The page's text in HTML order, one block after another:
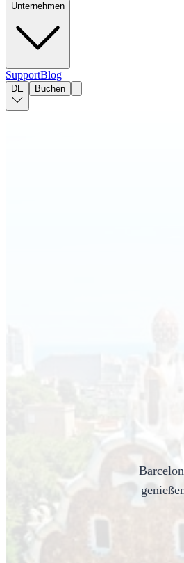
Unternehmen
SupportBlog
DE Buchen